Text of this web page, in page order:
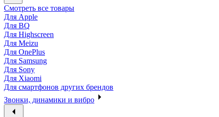
Смотреть все товары
Для Apple
Для BQ
Для Highscreen
Для Meizu
Для OnePlus
Для Samsung
Для Sony
Для Xiaomi
Для смартфонов других брендов
Звонки, динамики и вибро